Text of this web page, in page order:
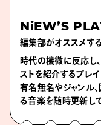
NiEW’S
編集部がオススメす
時代の機微に反応し
ストを紹介するプレイ
有名無名やジャンル
る音楽を随時更新して